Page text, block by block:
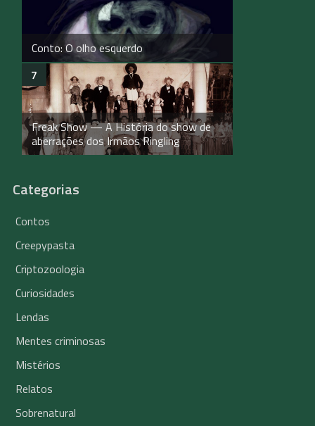
Conto: O olho esquerdo
Freak Show — A História do show de
aberrações dos Irmãos Ringling
Categorias
Contos
Creepypasta
Criptozoologia
Curiosidades
Lendas
Mentes criminosas
Mistérios
Relatos
Sobrenatural